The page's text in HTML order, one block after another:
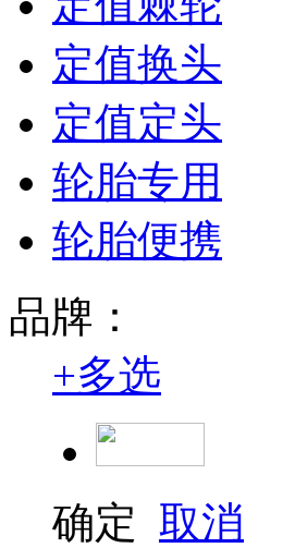
定值换头
定值定头
轮胎专用
轮胎便携
品牌：
+多选
确定 取消